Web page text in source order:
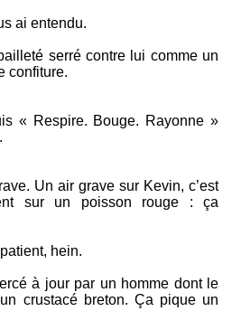
ai entendu.
serré contre lui comme un
confiture.
« Respire. Bouge. Rayonne »
Un air grave sur Kevin, c’est
sur un poisson rouge : ça
hein.
à jour par un homme dont le
crustacé breton. Ça pique un